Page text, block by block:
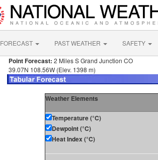
FORECAST PAST WEATHER SAFETY
Point Forecast: 2 Miles S Grand Junction CO
39.07N 108.56W (Elev. 1398 m)
Weather Elements
Temperature (°C)
Dewpoint (°C)
Heat Index (°C)